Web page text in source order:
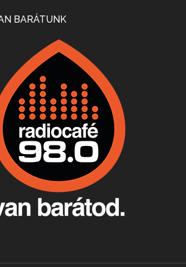
Apr 24, 2026 • 00:38:10
Villány, kékfrankos, Jackfall
Apr 17, 2026 • 00:35:38
Apr 9, 2026 • 00:37:17
BARÁTUNK